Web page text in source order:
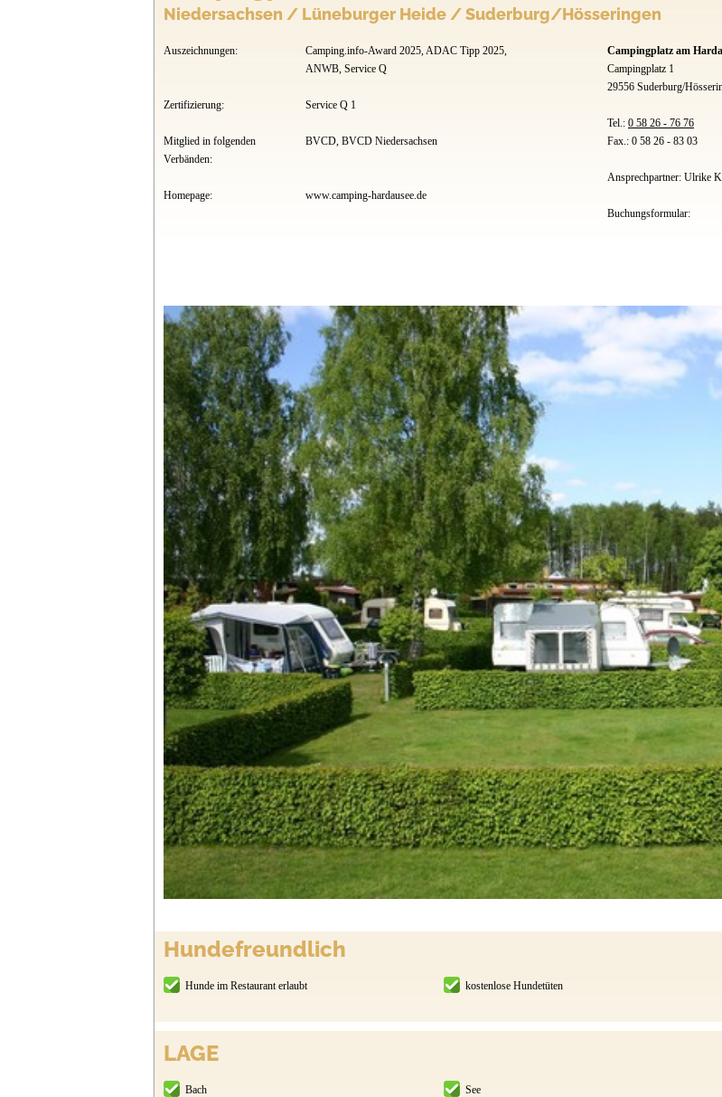
Niedersachsen / Lüneburger Heide / Suderburg/Hösseringen
Auszeichnungen:
Camping.info-Award 2025, ADAC Tipp 2025,
ANWB, Service Q
Zertifizierung: Service Q 1
Mitglied in folgenden
Verbänden:
BVCD, BVCD Niedersachsen
Homepage: www.camping-hardausee.de
Campingplatz am
Campingplatz 1
29556 Suderburg/
Tel.: 0 58 26 - 76 76
Fax.: 0 58 26 - 83 03
Ansprechpartner: Ulrike
Buchungsformular:
Hundefreundlich
Hunde im Restaurant erlaubt kostenlose Hundetüten
LAGE
Bach See